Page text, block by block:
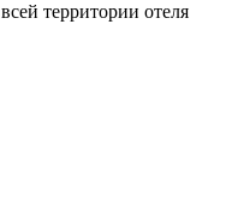
территории отеля